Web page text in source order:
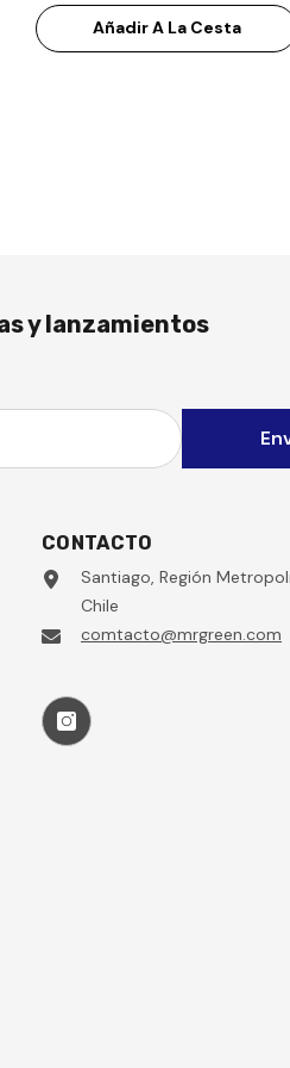
Añadir A La Cesta
y lanzamientos
CONTACTO
Santiago, Región
Chile
comtacto@mrgreen.com